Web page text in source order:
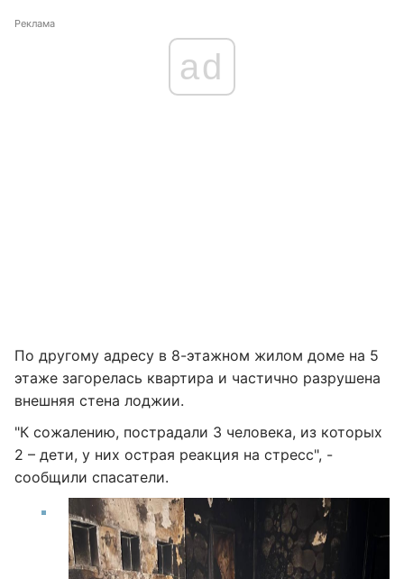
Реклама
ad
По другому адресу в 8-этажном жилом доме на 5
этаже загорелась квартира и частично разрушена
внешняя стена лоджии.
"К сожалению, пострадали 3 человека, из которых
2 – дети, у них острая реакция на стресс", -
сообщили спасатели.